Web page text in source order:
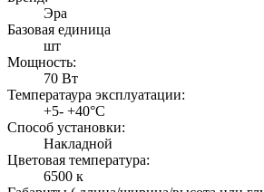
Эра
Базовая единица
шт
Мощность:
70 Вт
Температаура эксплуатации:
+5- +40°С
Способ установки:
Накладной
Цветовая температура:
6500 к